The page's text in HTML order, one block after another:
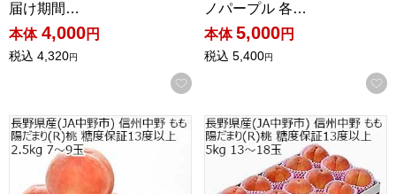
届け期間…
本体 4,000円
税込 4,320円
お気に入りに登録する
ノパープル 各…
本体 5,000円
税込 5,400円
長野県産(JA中野市)信州中野 もも 陽だまり(R)桃 糖度保証
長野県産(JA中野市)信州中野